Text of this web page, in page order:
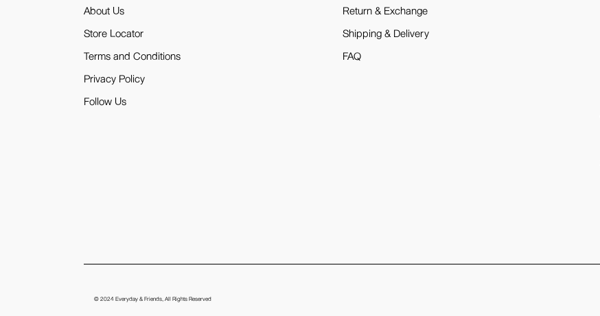
About Us
Store Locator
Terms and Conditions
Privacy Policy
Follow Us
Return & Exchange
Shipping & Delivery
FAQ
© 2024Everyday & Friends, All Rights Reserved